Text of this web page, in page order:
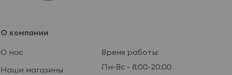
О компании
О нас
Наши магазины
Время работы:
Пн-Вс - 8:00-20:00